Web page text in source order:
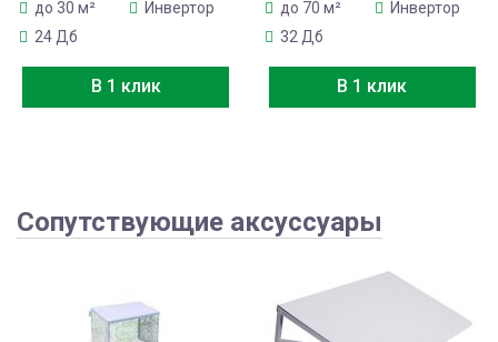
до 30 м²
Инвертор
24 Дб
В 1 клик
до 70 м²
Инвертор
32 Дб
В 1 клик
Сопутствующие аксуссуары